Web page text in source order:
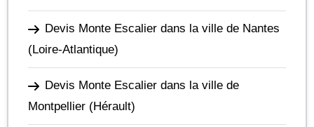
Devis Monte Escalier dans la ville de Nantes
(Loire-Atlantique)
Devis Monte Escalier dans la ville de
Montpellier (Hérault)